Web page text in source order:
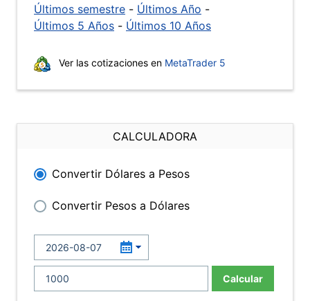
Últimos semestre - Últimos Año -
Últimos 5 Años - Últimos 10 Años
Ver las cotizaciones en MetaTrader 5
CALCULADORA
Convertir Dólares a Pesos
Convertir Pesos a Dólares
Calcular